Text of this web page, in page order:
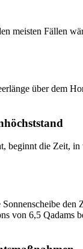
meisten Fällen
über dem
beginnt die Zeit,
von 6,5 Qadams